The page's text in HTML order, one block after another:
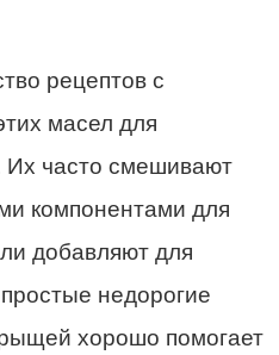
рецептов с
масел для
Их часто смешивают
компонентами для
добавляют для
недорогие
хорошо помогает